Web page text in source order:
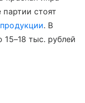
стоят
продукции. В
15–18 тыс. рублей